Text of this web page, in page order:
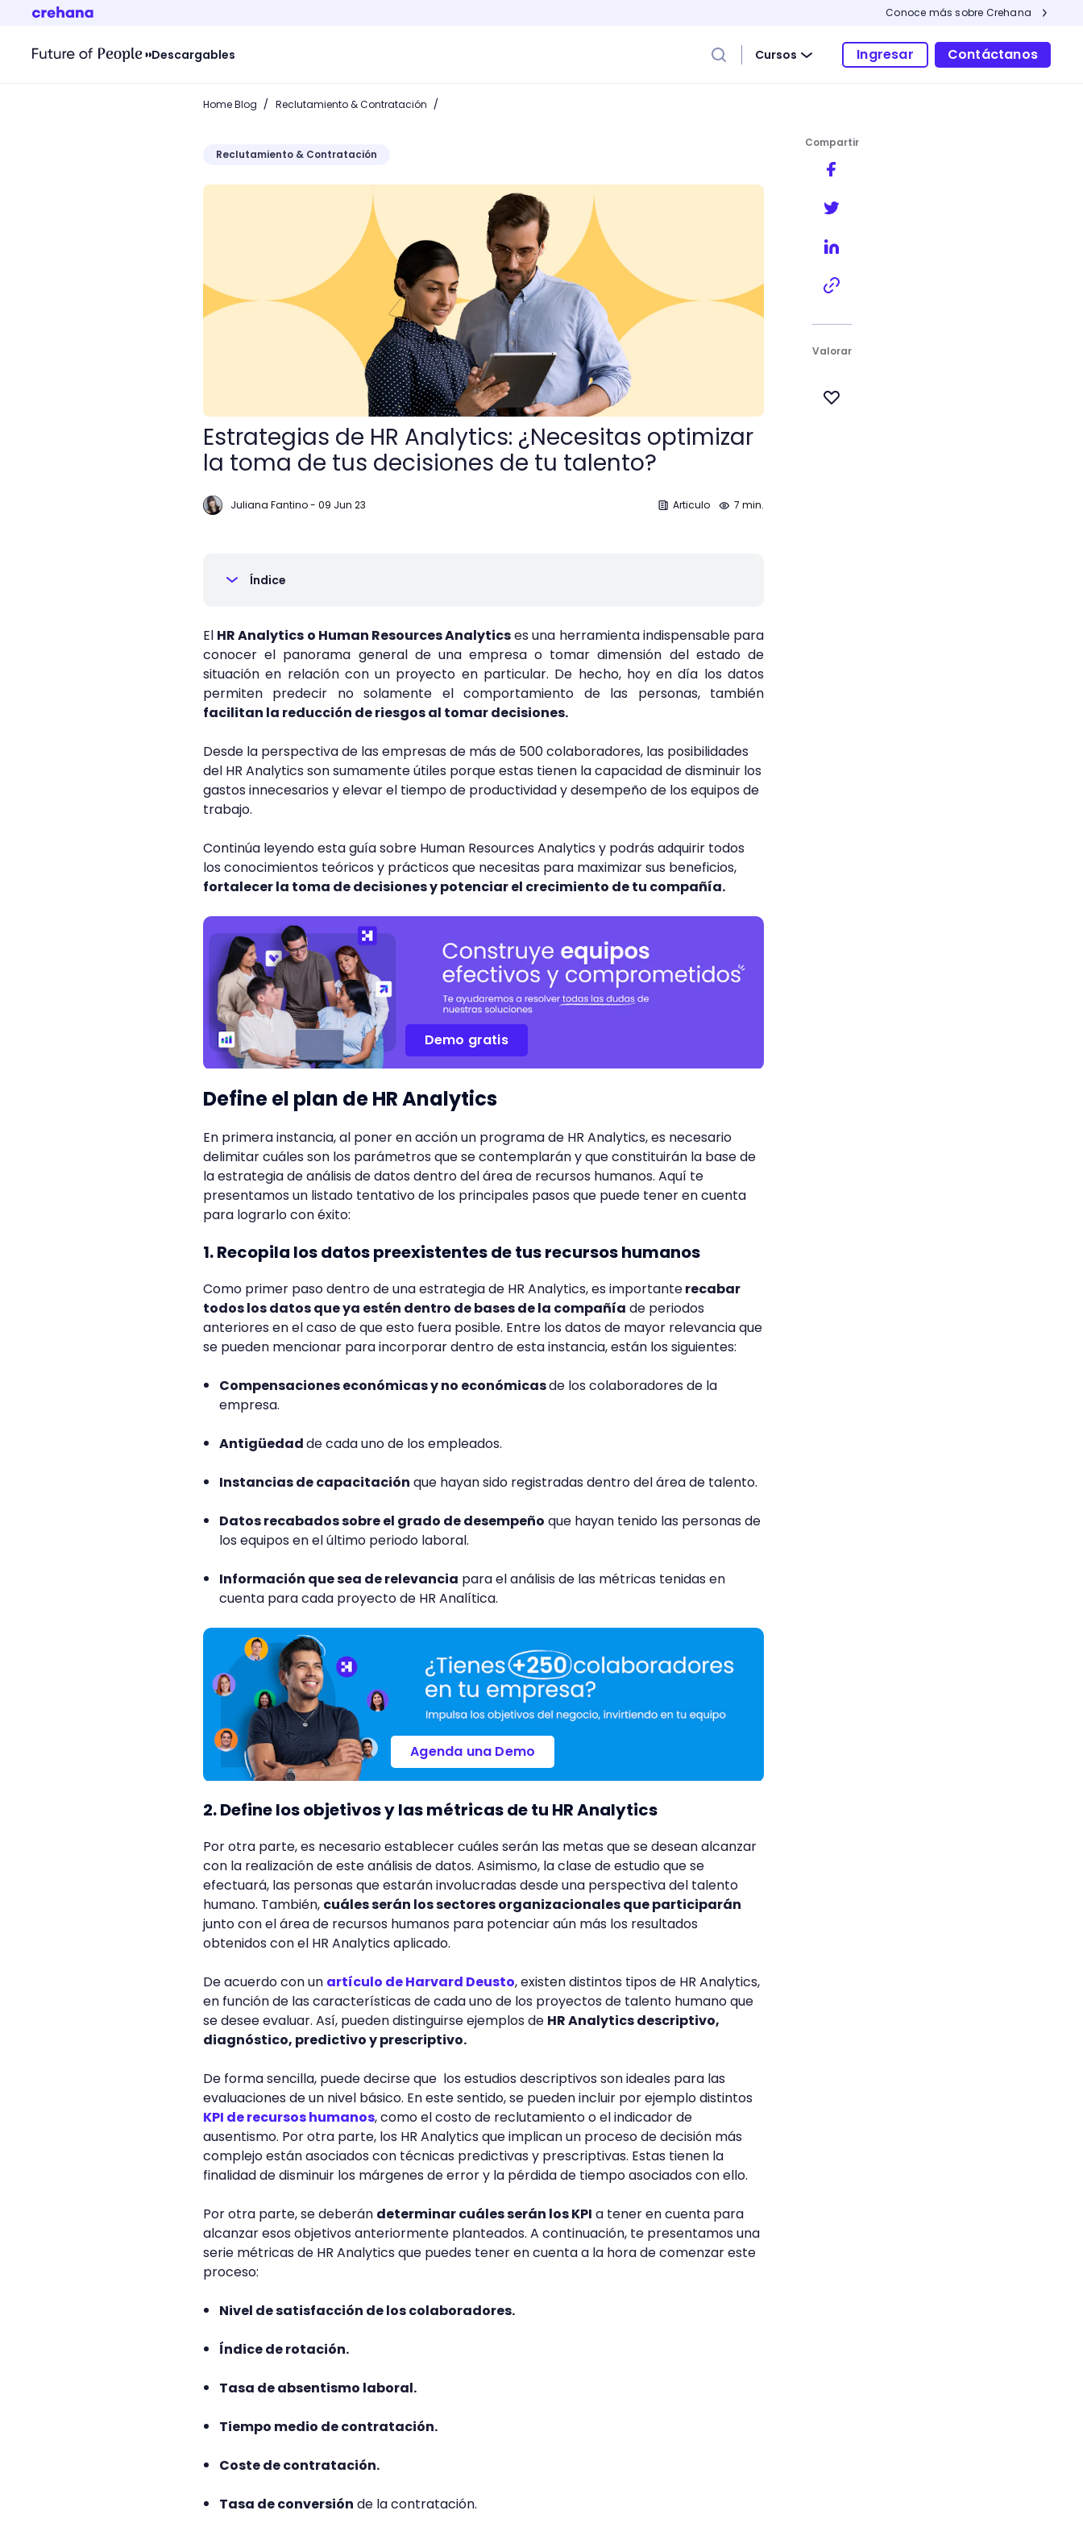
Conoce más sobre Crehana
Descargables Cursos Ingresar Contáctanos
Home Blog / Reclutamiento & Contratación /
Reclutamiento & Contratación
Estrategias de HR Analytics: ¿Necesitas optimizar la toma de tus decisiones de tu talento?
Estrategias de HR Analytics: ¿Necesitas optimizar
la toma de tus decisiones de tu talento?
Juliana Fantino- 09 Jun 23 Articulo 7 min.
Índice
El HR Analytics o Human Resources Analyticses una herramienta indispensable para
conocer el panorama general de una empresa o tomar dimensión del estado de
situación en relación con un proyecto en particular. De hecho, hoy en día los datos
permiten predecir no solamente el comportamiento de las personas, también
facilitan la reducción de riesgos al tomar decisiones.
Desde la perspectiva de las empresas de más de 500 colaboradores, las posibilidades
del HR Analytics son sumamente útiles porque estas tienen la capacidad de disminuir los
gastos innecesarios y elevar el tiempo de productividad y desempeño de los equipos de
trabajo.
Continúa leyendo esta guía sobre Human Resources Analytics y podrás adquirir todos
los conocimientos teóricos y prácticos que necesitas para maximizar sus beneficios,
fortalecer la toma de decisiones y potenciar el crecimiento de tu compañía.
Demo gratis
Define el plan de HR Analytics
En primera instancia, al poner en acción un programa de HR Analytics, es necesario
delimitar cuáles son los parámetros que se contemplarán y que constituirán la base de
la estrategia de análisis de datos dentro del área de recursos humanos. Aquí te
presentamos un listado tentativo de los principales pasos que puede tener en cuenta
para lograrlo con éxito:
1. Recopila los datos preexistentes de tus recursos humanos
Como primer paso dentro de una estrategia de HR Analytics, es importanterecabar
todos los datos que ya estén dentro de bases de la compañía de periodos
anteriores en el caso de que esto fuera posible. Entre los datos de mayor relevancia que
se pueden mencionar para incorporar dentro de esta instancia, están los siguientes:
Compensaciones económicas y no económicasde los colaboradores de la
empresa.
Antigüedadde cada uno de los empleados.
Instancias de capacitación que hayan sido registradas dentro del área de talento.
Datos recabados sobre el grado de desempeño que hayan tenido las personas de
los equipos en el último periodo laboral.
Información que sea de relevancia para el análisis de las métricas tenidas en
cuenta para cada proyecto de HR Analítica.
Agenda una Demo
2. Define los objetivos y las métricas de tu HR Analytics
Por otra parte, es necesario establecer cuáles serán las metas que se desean alcanzar
con la realización de este análisis de datos. Asimismo, la clase de estudio que se
efectuará, las personas que estarán involucradas desde una perspectiva del talento
humano. También, cuáles serán los sectores organizacionales que participarán
junto con el área de recursos humanos para potenciar aún más los resultados
obtenidos con el HR Analytics aplicado.
De acuerdo con un artículo de Harvard Deusto, existen distintos tipos de HR Analytics,
en función de las características de cada uno de los proyectos de talento humano que
se desee evaluar. Así, pueden distinguirse ejemplos de HR Analytics descriptivo,
diagnóstico, predictivo y prescriptivo.
De forma sencilla, puede decirse que los estudios descriptivos son ideales para las
evaluaciones de un nivel básico. En este sentido, se pueden incluir por ejemplo distintos
KPI de recursos humanos, como el costo de reclutamiento o el indicador de
ausentismo. Por otra parte, los HR Analytics que implican un proceso de decisión más
complejo están asociados con técnicas predictivas y prescriptivas. Estas tienen la
finalidad de disminuir los márgenes de error y la pérdida de tiempo asociados con ello.
Por otra parte, se deberán determinar cuáles serán los KPI a tener en cuenta para
alcanzar esos objetivos anteriormente planteados. A continuación, te presentamos una
serie métricas de HR Analytics que puedes tener en cuenta a la hora de comenzar este
proceso:
Nivel de satisfacción de los colaboradores.
Índice de rotación.
Tasa de absentismo laboral.
Tiempo medio de contratación.
Coste de contratación.
Tasa de conversión de la contratación.
Compartir
Valorar